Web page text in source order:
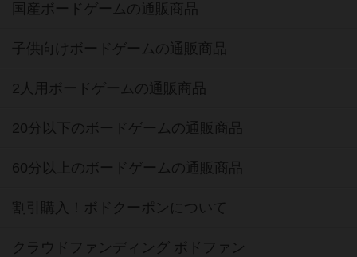
国産ボードゲームの通販商品
子供向けボードゲームの通販商品
2人用ボードゲームの通販商品
20分以下のボードゲームの通販商品
60分以上のボードゲームの通販商品
割引購入！ボドクーポンについて
クラウドファンディング ボドファン